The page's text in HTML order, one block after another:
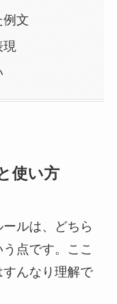
例文
現
使い方
ールは、どちら
点です。ここ
んなり理解で